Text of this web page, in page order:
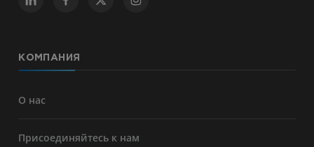
КОМПАНИЯ
О нас
Присоединяйтесь к нам